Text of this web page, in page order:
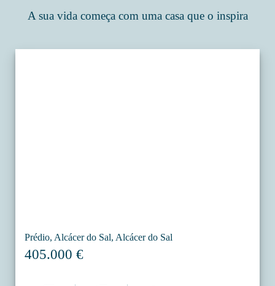
A sua vida começa com uma casa que o inspira
Prédio, Alcácer do Sal, Alcácer do Sal
405.000 €